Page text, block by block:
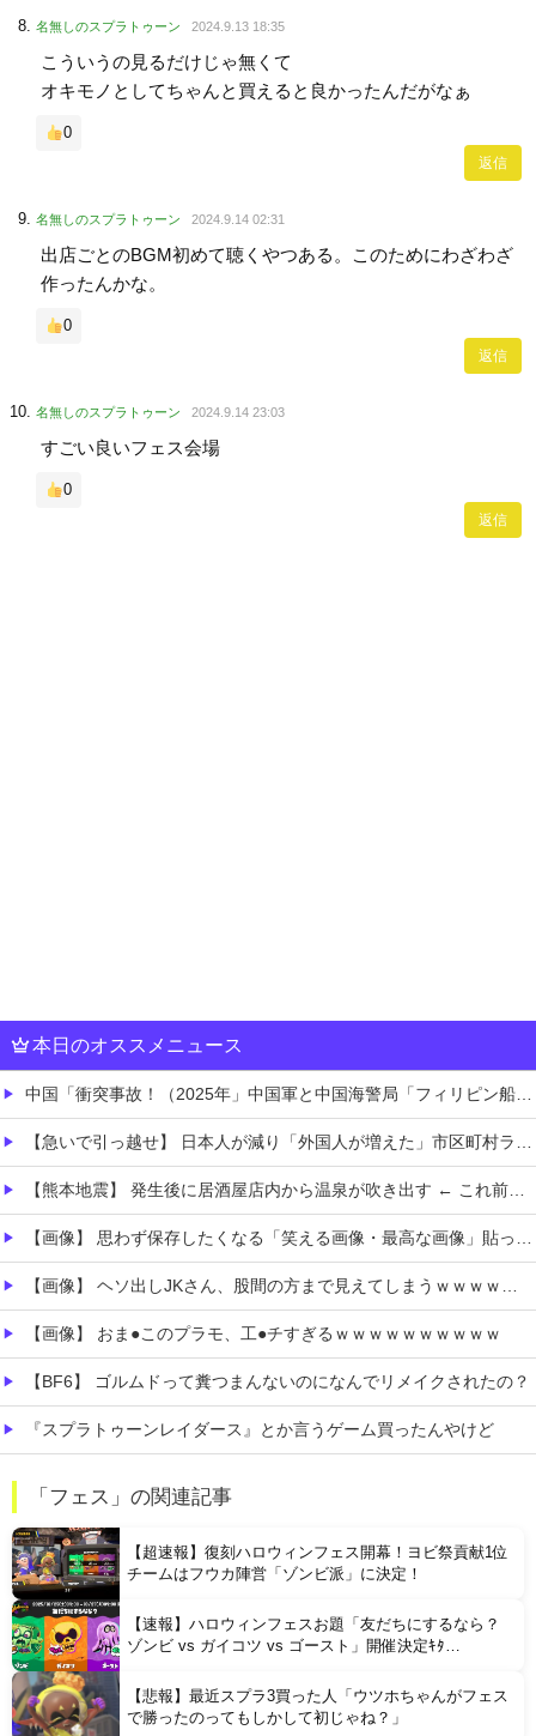
名無しのスプラトゥーン 2024.9.13 18:35
こういうの見るだけじゃ無くて
オキモノとしてちゃんと買えると良かったんだがなぁ
0
返信
名無しのスプラトゥーン 2024.9.14 02:31
出店ごとのBGM初めて聴くやつある。このためにわざわざ
作ったんかな。
0
返信
名無しのスプラトゥーン 2024.9.14 23:03
すごい良いフェス会場
0
返信
本日のオススメニュース
中国「衝突事故！（2025年」中国軍と中国海警局「フィリピン船の追跡中に衝突！（8/11」中国「2人死亡」中国政府「1年間隠蔽」日本「隠蔽された事実報道！（2026年」→
【急いで引っ越せ】 日本人が減り「外国人が増えた」市区町村ランキングキタ━━!
【熊本地震】 発生後に居酒屋店内から温泉が吹き出す ← これ前触れじゃね？
【画像】 思わず保存したくなる「笑える画像・最高な画像」貼っていけｗｗｗｗｗ
【画像】 ヘソ出しJKさん、股間の方まで見えてしまうｗｗｗｗｗｗｗｗｗ
【画像】 おま●このプラモ、工●チすぎるｗｗｗｗｗｗｗｗｗｗ
【BF6】 ゴルムドって糞つまんないのになんでリメイクされたの？
『スプラトゥーンレイダース』とか言うゲーム買ったんやけど
【ガークリ】 正統派だけど、デッッッカって感じの水着のマネ、ラファエ口、セッシュウへの反応！！！
Powered by livedoor 相互RSS
「フェス」の関連記事
【超速報】復刻ハロウィンフェス開幕！ヨビ祭貢献1位
チームはフウカ陣営「ゾンビ派」に決定！
【速報】ハロウィンフェスお題「友だちにするなら？
ゾンビ vs ガイコツ vs ゴースト」開催決定ｷﾀ
【悲報】最近スプラ3買った人「ウツホちゃんがフェス
で勝ったのってもしかして初じゃね？」